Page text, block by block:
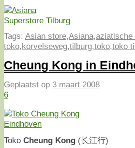
Tags: Asian store,Asiana,aziatische
toko,korvelseweg,tilburg,toko,toko
Cheung Kong in
Geplaatst op 3 maart 2008
6
Toko Cheung Kong (长江行)